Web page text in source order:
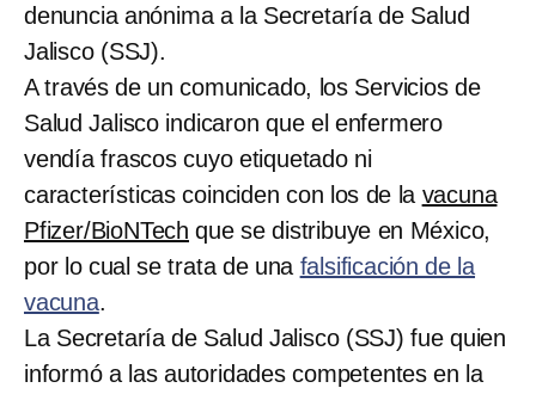
denuncia anónima a la Secretaría de Salud
Jalisco (SSJ).
A través de un comunicado, los Servicios de
Salud Jalisco indicaron que el enfermero
vendía frascos cuyo etiquetado ni
características coinciden con los de la vacuna
Pfizer/BioNTech que se distribuye en México,
por lo cual se trata de una falsificación de la
vacuna.
La Secretaría de Salud Jalisco (SSJ) fue quien
informó a las autoridades competentes en la